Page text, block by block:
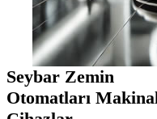
Seybar Zemin
Otomatları